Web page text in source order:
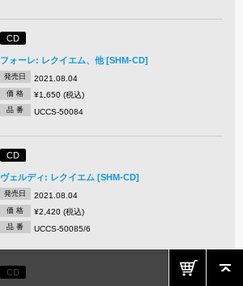
CD
フォーレ: レクイエム、他 [SHM-CD]
発売日 2021.08.04
価 格 ¥1,650 (税込)
品 番 UCCS-50084
CD
ヴェルディ: レクイエム [SHM-CD]
発売日 2021.08.04
価 格 ¥2,420 (税込)
品 番 UCCS-50085/6
CD